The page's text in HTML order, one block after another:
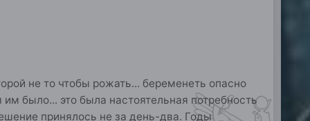
не то чтобы рожать... беременеть опасно
было... это была настоятельная потребность
принялось не за день-два. Годы